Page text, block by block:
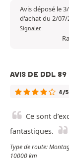
Avis déposé le
d'achat du 2/07/
Signaler
AVIS DE DDL 89
4/5
Ce sont
fantastiques.
Type de route:
10000 km